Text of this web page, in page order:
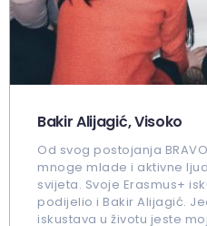
Bakir Alijagić, Visoko
Od svog postojanja
mnoge mlade i aktivne
svijeta. Svoje Erasmus+
podijelio i Bakir Alijagić.
iskustava u životu jeste